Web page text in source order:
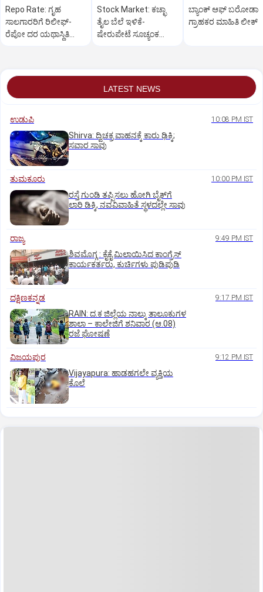
Repo Rate: ಗೃಹ
ಸಾಲಗಾರರಿಗೆ ರಿಲೀಫ್-
ರೆಪೋ ದರ ಯಥಾಸ್ಥಿತಿ
Stock Market: ಕಚ್ಛಾ
ತೈಲ ಬೆಲೆ ಇಳಿಕೆ-
ಷೇರುಪೇಟೆ ಸೂಚ್ಯಂಕ
ಬ್ಯಾಂಕ್ ಆಫ್ ಬರೋಡಾ
ಗ್ರಾಹಕರ ಮಾಹಿತಿ ಲೀಕ್
LATEST NEWS
ಉಡುಪಿ 10:08 PM IST
Shirva: ದ್ವಿಚಕ್ರ ವಾಹನಕ್ಕೆ ಕಾರು ಢಿಕ್ಕಿ;
ಸವಾರ ಸಾವು
ತುಮಕೂರು 10:00 PM IST
ರಸ್ತೆ ಗುಂಡಿ ತಪ್ಪಿಸಲು ಹೋಗಿ ಬೈಕ್‌ಗೆ
ಲಾರಿ ಡಿಕ್ಕಿ, ನವವಿವಾಹಿತೆ ಸ್ಥಳದಲ್ಲೇ ಸಾವು
ರಾಜ್ಯ 9:49 PM IST
ಶಿವಮೊಗ್ಗ : ಕೈಕೈ ಮಿಲಾಯಿಸಿದ ಕಾಂಗ್ರೆಸ್
ಕಾರ್ಯಕರ್ತರು, ಕುರ್ಚಿಗಳು ಪುಡಿಪುಡಿ
ದಕ್ಷಿಣಕನ್ನಡ 9:17 PM IST
RAIN: ದ.ಕ ಜಿಲ್ಲೆಯ ನಾಲ್ಕು ತಾಲೂಕುಗಳ
ಶಾಲಾ – ಕಾಲೇಜಿಗೆ ಶನಿವಾರ (ಆ.08)
ರಜೆ ಘೋಷಣೆ
ವಿಜಯಪುರ 9:12 PM IST
Vijayapura: ಹಾಡಹಗಲೇ ವ್ಯಕ್ತಿಯ
ಕೊಲೆ